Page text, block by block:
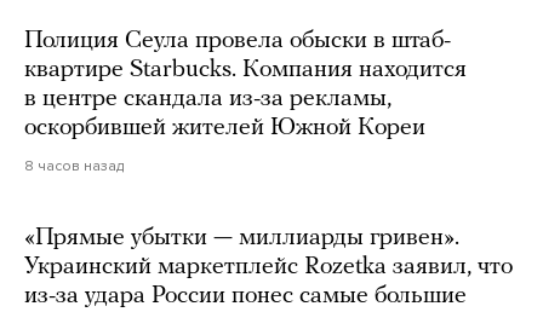
Полиция Сеула провела обыски в штаб-
квартире Starbucks. Компания находится
в центре скандала из-за рекламы,
оскорбившей жителей Южной Кореи
8 часов назад
«Прямые убытки — миллиарды гривен».
Украинский маркетплейс Rozetka заявил, что
из-за удара России понес самые большие